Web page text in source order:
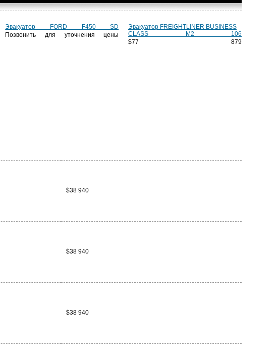
Эвакуатор FORD F450 SD
Позвонить для уточнения цены
Эвакуатор FREIGHTLINER BUSINESS
CLASS M2 106
$77 879
$38 940
$38 940
$38 940